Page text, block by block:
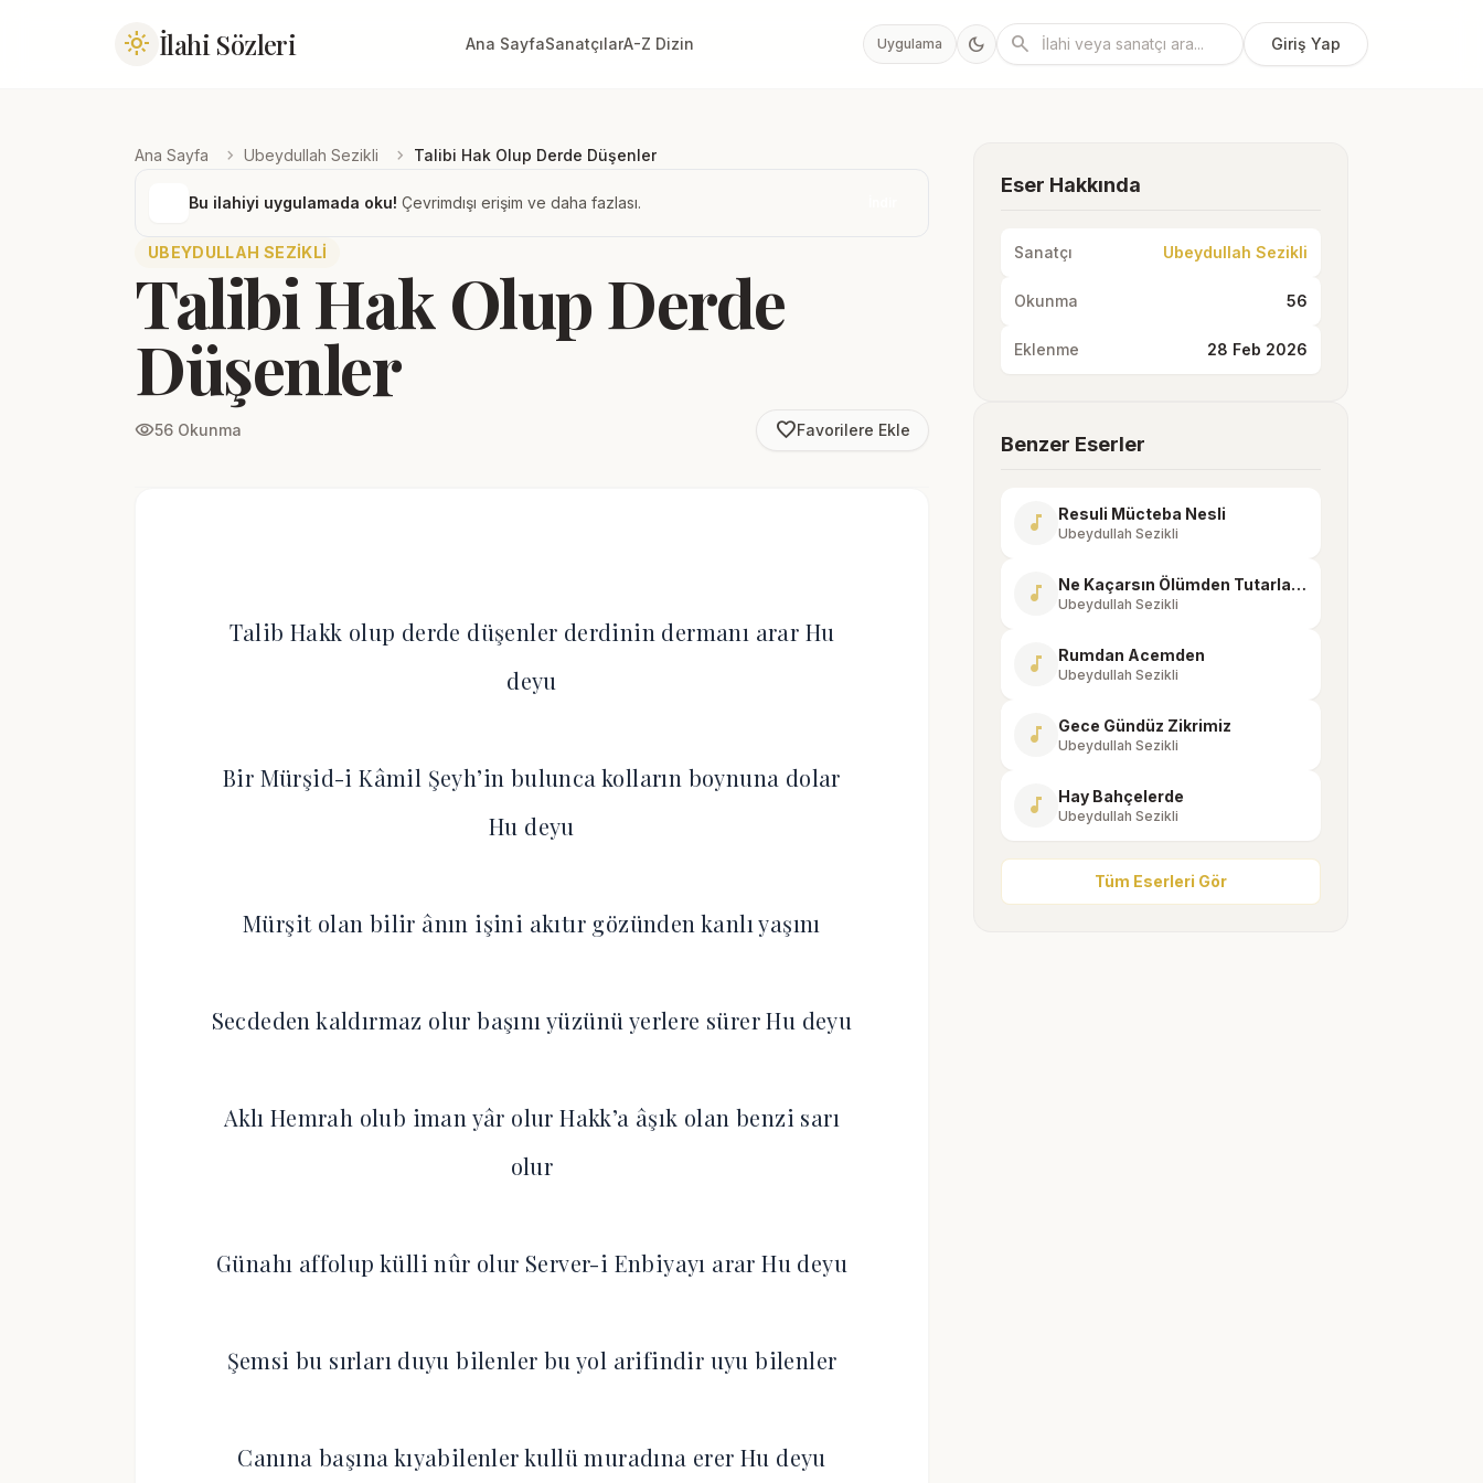
light_mode İlahi Sözleri Ana SayfaSanatçılarA-Z Dizin Uygulama dark_mode search Giriş Yap
Ana Sayfa chevron_right Ubeydullah Sezikli chevron_right Talibi Hak Olup Derde Düşenler
Bu ilahiyi uygulamada oku! Çevrimdışı erişim ve daha fazlası.
UBEYDULLAH SEZIKLI
Talibi Hak Olup Derde
Düşenler
visibility56 Okunma favorite_borderFavorilere Ekle
Talib Hakk olup derde düşenler derdinin dermanı arar Hu
deyu
Bir Mürşid-i Kâmil Şeyh’in bulunca kolların boynuna dolar
Hu deyu
Mürşit olan bilir ânın işini akıtır gözünden kanlı yaşını
Secdeden kaldırmaz olur başını yüzünü yerlere sürer Hu deyu
Aklı Hemrah olub iman yâr olur Hakk’a âşık olan benzi sarı
olur
Günahı affolup külli nûr olur Server-i Enbiyayı arar Hu deyu
Şemsi bu sırları duyu bilenler bu yol arifindir uyu bilenler
Canına başına kıyabilenler kullü muradına erer Hu deyu
Eser Hakkında
Sanatçı Ubeydullah Sezikli
Okunma 56
Eklenme 28 Feb 2026
Benzer Eserler
music_note Resuli Mücteba Nesli
Ubeydullah Sezikli
music_note Ne Kaçarsın Ölümden Tutarlar Seni
Ubeydullah Sezikli
music_note Rumdan Acemden
Ubeydullah Sezikli
music_note Gece Gündüz Zikrimiz
Ubeydullah Sezikli
music_note Hay Bahçelerde
Ubeydullah Sezikli
Tüm Eserleri Gör